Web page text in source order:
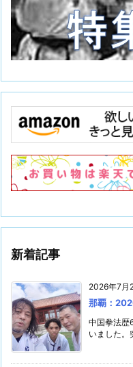
新着記事
2026年7月
那覇：
中国拳法歴
いました。